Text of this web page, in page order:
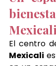
Mexicali
El centro
Mexicali